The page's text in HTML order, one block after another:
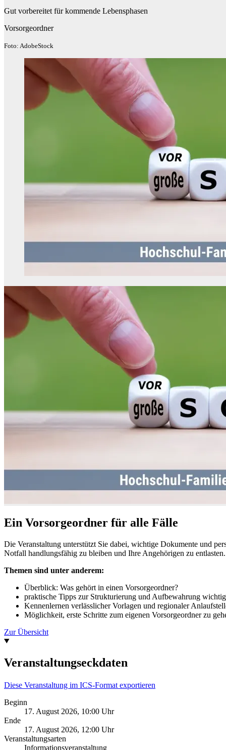
Gut vorbereitet für kommende Lebensphasen
Vorsorgeordner
Foto: AdobeStock
Ein Vorsorgeordner für alle Fälle
Die Veranstaltung unterstützt Sie dabei, wichtige Dokumente und
Notfall handlungsfähig zu bleiben und Ihre Angehörigen zu entlasten.
Themen sind unter anderem:
Überblick: Was gehört in einen Vorsorgeordner?
praktische Tipps zur Strukturierung und Aufbewahrung
Kennenlernen verlässlicher Vorlagen und regionaler
Möglichkeit, erste Schritte zum eigenen Vorsorgeordner zu
Zur Übersicht
Veranstaltungseckdaten
Diese Veranstaltung im ICS-Format exportieren
Beginn
17. August 2026, 10:00 Uhr
Ende
17. August 2026, 12:00 Uhr
Veranstaltungsarten
Informationsveranstaltung